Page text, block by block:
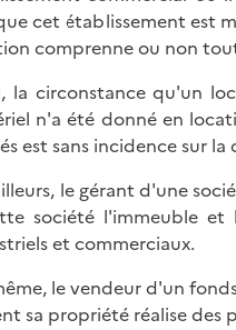
cet établissement est
comprenne ou non
la circonstance qu'un
n'a été donné en
est sans incidence sur
le gérant d'une
société l'immeuble et
et commerciaux.
le vendeur d'un
sa propriété réalise des